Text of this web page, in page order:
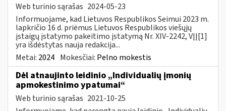
Web turinio sąrašas 2024-05-23
Informuojame, kad Lietuvos Respublikos Seimui 2023 m.
lapkričio 16 d. priėmus Lietuvos Respublikos viešųjų
įstaigų įstatymo pakeitimo įstatymą Nr. XIV-2242, VĮĮ[1]
yra išdėstytas nauja redakcija...
Metai: 2024 Mokesčiai: Pelno mokestis
Dėl atnaujinto leidinio „Individualių įmonių
apmokestinimo ypatumai“
Web turinio sąrašas 2021-10-25